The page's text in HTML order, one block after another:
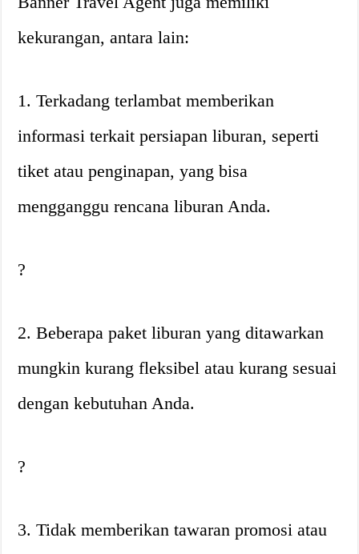
kekurangan, antara lain:
1. Terkadang terlambat memberikan
informasi terkait persiapan liburan, seperti
tiket atau penginapan, yang bisa
mengganggu rencana liburan Anda.
?
2. Beberapa paket liburan yang ditawarkan
mungkin kurang fleksibel atau kurang sesuai
dengan kebutuhan Anda.
?
3. Tidak memberikan tawaran promosi atau